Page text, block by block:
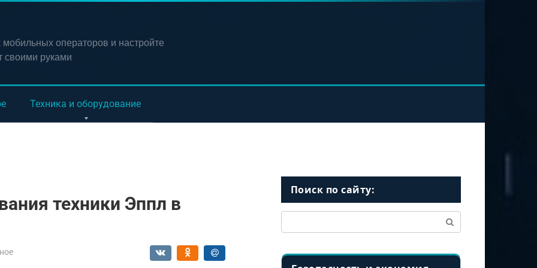
мобильных операторов и настройте
своими руками
Техника и оборудование
техники Эппл в
Поиск по сайту: